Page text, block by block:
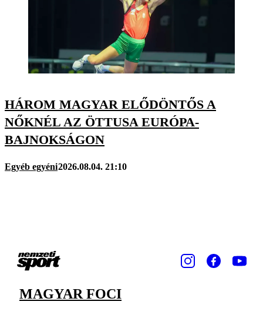
HÁROM MAGYAR ELŐDÖNTŐS A
NŐKNÉL AZ ÖTTUSA EURÓPA-
BAJNOKSÁGON
Egyéb egyéni2026.08.04. 21:10
MAGYAR FOCI